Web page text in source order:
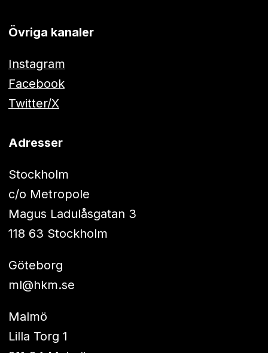
Övriga kanaler
Instagram
Facebook
Twitter/X
Adresser
Stockholm
c/o Metropole
Magus Ladulåsgatan 3
118 63 Stockholm
Göteborg
ml@hkm.se
Malmö
Lilla Torg 1